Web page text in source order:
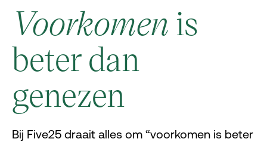
Voorkomenis
beter dan
genezen
Bij Five25 draait alles om “voorkomen is beter